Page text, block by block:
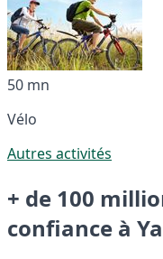
50 mn
Vélo
Autres activités
+ de 100
confiance à